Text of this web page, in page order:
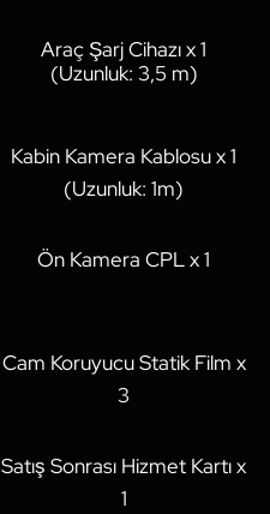
Araç Şarj Cihazı x 1
(Uzunluk: 3,5 m)
Kabin Kamera Kablosu x 1
(Uzunluk: 1m)
Ön Kamera CPL x 1
Cam Koruyucu Statik Film x
3
Satış Sonrası Hizmet Kartı x
1